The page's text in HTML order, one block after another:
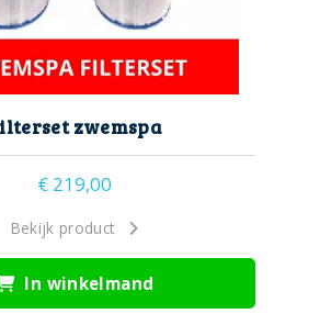
zwemspa filter
zwemspa
€ 219,00
Bekijk product
In winkelmand